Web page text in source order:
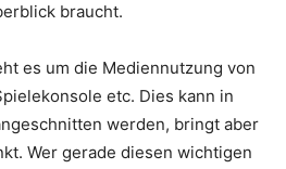
braucht.
es um die Mediennutzung von
etc. Dies kann in
werden, bringt aber
Wer gerade diesen wichtigen